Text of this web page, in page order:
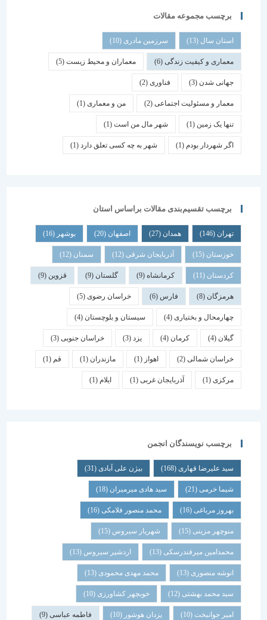
برچسب مجموعه مقالات
استان سال(13) سرزمین مادری(10)
معماری و کیفیت زندگی(6) معماران و محیط زیست(5)
جهانی شدن(3) فناوری (2)
معمار و مسئولیت اجتماعی (2) من و معماری (1)
تنها یک زمین(1) شهر مال من است(1)
اگر شهردار بودم (1) شهر به چه کسی تعلق دارد(1)
برچسب تقسیم‌بندی مقالات براساس استان
همدان اصفهان (20) بوشهر
خوزستان(15) آذربایجان شرقی(12) سمنان (12)
کردستان(11) کرمانشاه(9) گلستان (9) قزوین
هرمزگان(8) فارس خراسان رضوی(5)
چهارمحال و بختیاری (4) سیستان و بلوچستان(4)
کرمان یزد خراسان جنوبی(3)
خراسان شمالی(2) اهواز مازندران(1) قم
(1) آذربایجان غربی(1) ایلام
برچسب نویسندگان انجمن
سید علیرضا قهاری(168) بیژن علی آبادی(31)
شیما خرمی(21) سید هادی میرمیران(18)
بهروز مرباغی (16) محمد منصور فلامکی (16)
منوچهر مزینی(15) شهریار سیروس(15)
محمدامین میرفندرسکی(13) اردشیر سیروس(13)
انوشه منصوری(13) محمد مهدی محمودی(13)
سید محمد بهشتی(12) خوبچهر کشاورزی(10)
امیر جوانبخت(10) یزدان هوشور(10) فاطمه عباسی(9)